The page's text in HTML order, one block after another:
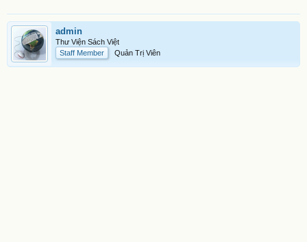
admin
Thư Viện Sách Việt
Staff Member
Quản Trị Viên